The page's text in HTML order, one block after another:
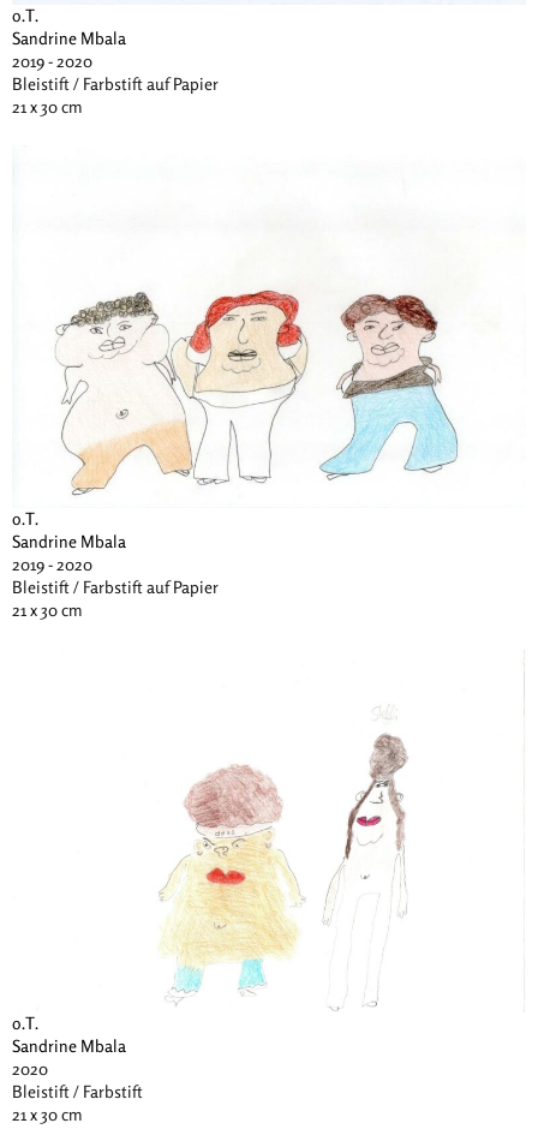
o.T.
Sandrine Mbala
2019 - 2020
Bleistift / Farbstift auf Papier
21 x 30 cm
o.T.
Sandrine Mbala
2019 - 2020
Bleistift / Farbstift auf Papier
21 x 30 cm
o.T.
Sandrine Mbala
2020
Bleistift / Farbstift
21 x 30 cm